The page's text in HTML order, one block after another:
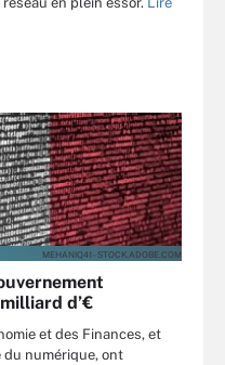
MEHANIQ41 - STOCK.ADOBE.COM
d’€
et des Finances, et
du numérique, ont